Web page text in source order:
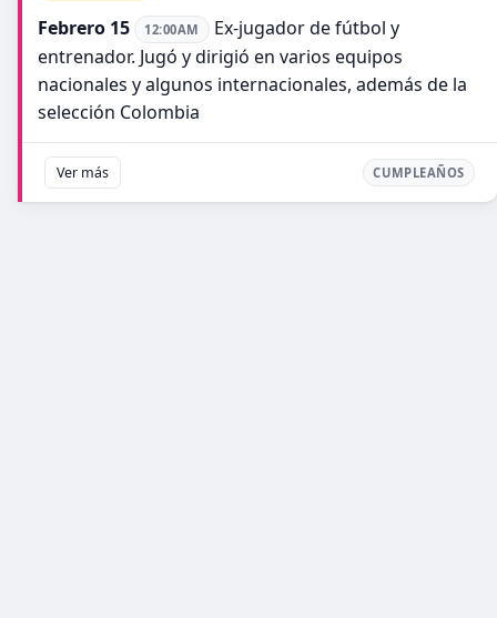
Febrero 15 12:00AM
Ex-jugador de fútbol y
entrenador. Jugó y dirigió en varios equipos
nacionales y algunos internacionales, además de la
selección Colombia
Ver más CUMPLEAÑOS